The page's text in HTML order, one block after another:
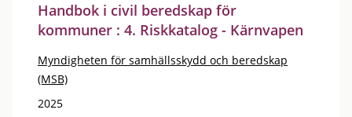
Handbok i civil beredskap för
kommuner : 4. Riskkatalog - Kärnvapen
Myndigheten för samhällsskydd och beredskap
(MSB)
2025